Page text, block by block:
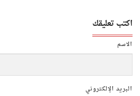
اكتب تعليقك
الاسم
البريد الإلكتروني